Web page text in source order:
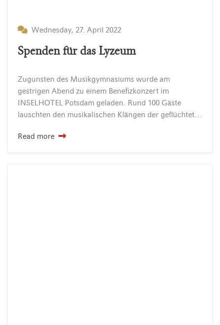
Wednesday, 27. April 2022
Spenden für das Lyzeum
Zugunsten des Musikgymnasiums wurde am
gestrigen Abend zu einem Benefizkonzert im
INSELHOTEL Potsdam geladen. Rund 100 Gäste
lauschten den musikalischen Klängen der geflüchteten jungen Musikschüler.
Read more